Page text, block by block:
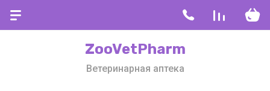
ZooVetPharm
Ветеринарная аптека